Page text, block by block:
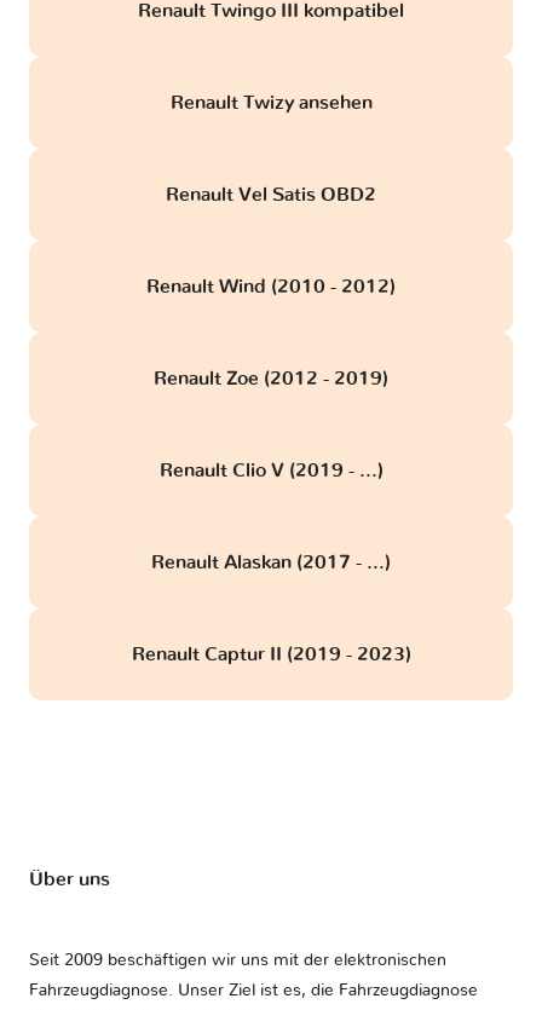
Renault Twingo III kompatibel
Renault Twizy ansehen
Renault Vel Satis OBD2
Renault Wind (2010 - 2012)
Renault Zoe (2012 - 2019)
Renault Clio V (2019 - ...)
Renault Alaskan (2017 - ...)
Renault Captur II (2019 - 2023)
Über uns
Seit 2009 beschäftigen wir uns mit der elektronischen
Fahrzeugdiagnose. Unser Ziel ist es, die Fahrzeugdiagnose